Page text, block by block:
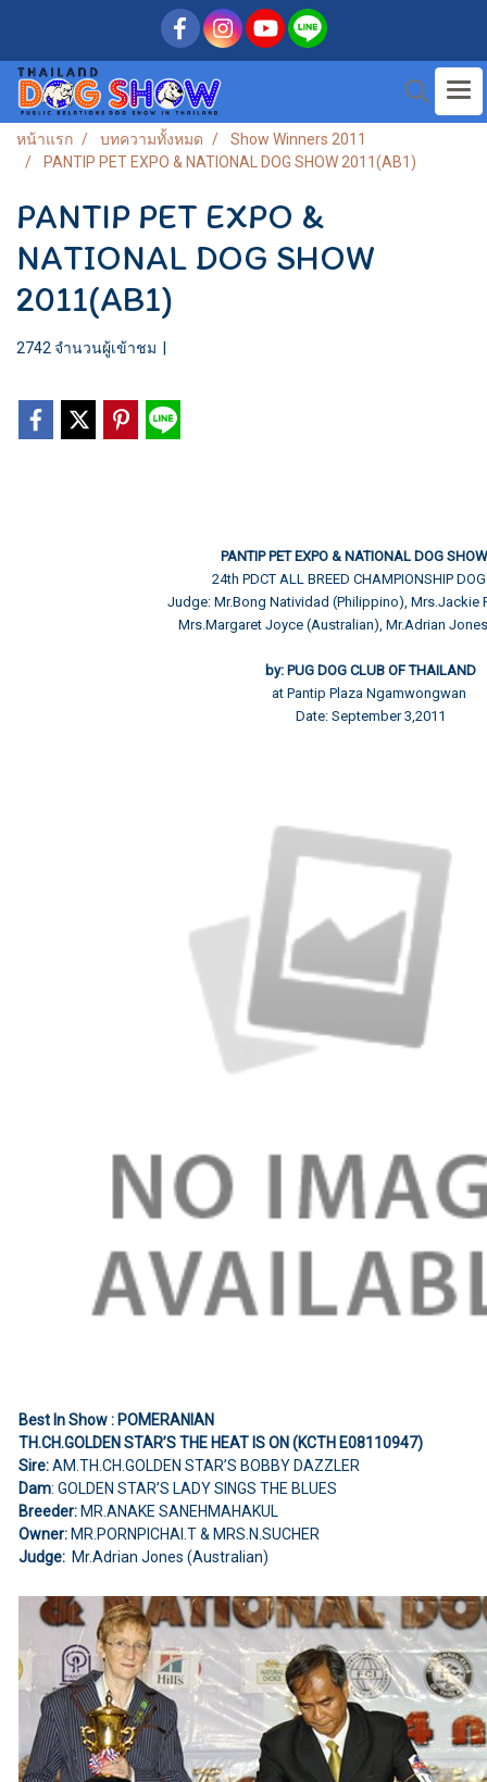
หน้าแรก บทความทั้งหมด
Show Winners 2011
PANTIP PET EXPO & NATIONAL DOG SHOW 2011(AB1)
PANTIP PET EXPO &
NATIONAL DOG SHOW
2011(AB1)
2742 จำนวนผู้เข้าชม
PANTIP PET EXPO & NATIONAL DOG
24th PDCT ALL BREED CHAMPIONSHIP
Judge: Mr.Bong Natividad (Philippino), Mrs.Jackie
Mrs.Margaret Joyce (Australian), Mr.Adrian
by: PUG DOG CLUB OF THAILAND
at Pantip Plaza Ngamwongwan
Date: September 3,2011
Best In Show : POMERANIAN
TH.CH.GOLDEN STAR’S THE HEAT IS ON (KCTH E08110947)
Sire:AM.TH.CH.GOLDEN STAR’S BOBBY DAZZLER
Dam: GOLDEN STAR’S LADY SINGS THE BLUES
Breeder:MR.ANAKE SANEHMAHAKUL
Owner:MR.PORNPICHAI.T & MRS.N.SUCHER
Judge: Mr.Adrian Jones (Australian)